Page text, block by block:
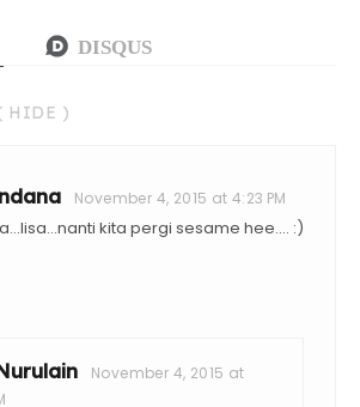
HIDE )
November 4, 2015 at 4:23 PM
kita pergi sesame hee.... :)
November 4, 2015 at